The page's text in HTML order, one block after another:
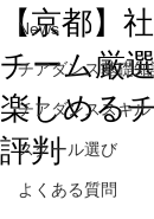
News
チアダンス基礎知
チアダンススキル
スクール選び
よくある質問
【京都】
チーム厳
楽しめる
評判